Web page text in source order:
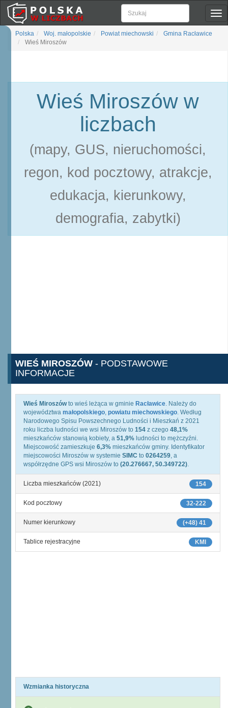
Polska Woj. małopolskie Powiat miechowski
Gmina Racławice
Wieś Miroszów
Wieś Miroszów w
liczbach
(mapy, GUS, nieruchomości,
regon, kod pocztowy, atrakcje,
edukacja, kierunkowy,
demografia, zabytki)
WIEŚ MIROSZÓW - PODSTAWOWE
INFORMACJE
Wieś Miroszówto wieś leżąca w gminie Racławice. Należy do
województwa małopolskiego, powiatu miechowskiego. Według
Narodowego Spisu Powszechnego Ludności i Mieszkań z 2021
roku liczba ludności we wsi Miroszów to 154 z czego 48,1%
mieszkańców stanowią kobiety, a 51,9% ludności to mężczyźni.
Miejscowość zamieszkuje 6,3% mieszkańców gminy. Identyfikator
miejscowości Miroszów w systemie SIMC to 0264259, a
współrzędne GPS wsi Miroszów to (20.276667, 50.349722).
154
Liczba mieszkańców (2021)
32-222
Kod pocztowy
(+48) 41
Numer kierunkowy
KMI
Tablice rejestracyjne
Wzmianka historyczna